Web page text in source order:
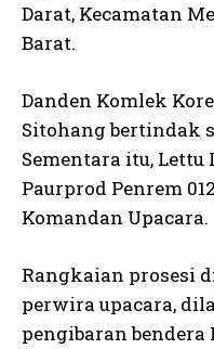
Darat, Kecamatan
Barat.
Danden Komlek
Sitohang bertindak
Sementara itu,
Paurprod Penrem
Komandan Upacara.
Rangkaian prosesi
perwira upacara,
pengibaran bendera